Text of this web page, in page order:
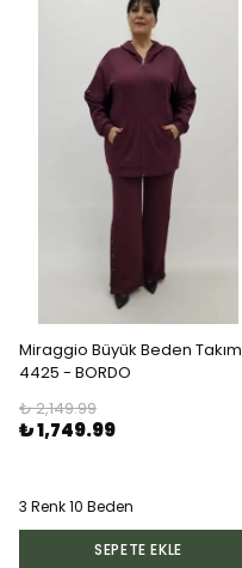
Miraggio Büyük Beden Takım
4425 - BORDO
₺ 2,149.99
₺ 1,749.99
3 Renk 10 Beden
SEPETE EKLE